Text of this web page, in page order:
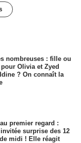
nombreuses : fille ou
Olivia et Zyed
? On connaît la
premier regard :
surprise des 12
midi ! Elle réagit